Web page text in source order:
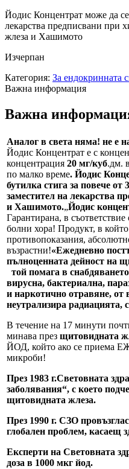
Йодис Концентрат може да се
лекарства предписвани при
жлеза и Хашимото
Изчерпан
Категория: За ендокринната
Важна информация
Важна
Аналог в света няма! не е
Йодис Концентрат е с
концентрация 20 мг/куб.дм.
по малко време. Йодис
бутилка стига за повече
заместител на лекарства
и Хашимото.„Йодис
Гарантирана, в
болни хора! Продукт, в
противопоказания,
възрастни!«Ежедневно
пълноценната дейност на
той помага в
вирусна, бактериална,
и наркотично отравяне, от
неутрализира радиацията,
В течение на 17 минути
минава през щитовидната
ЙОД, който ако се приема
микроби!
През 1983 г.Световната
заболявания“, с което
щитовидната жлеза.
През 1990 г. СЗО
глобален проблем, касаещ
Експерти на Световната
доза в 1000 мкг йод.